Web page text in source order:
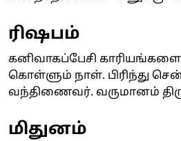
ரிஷபம்
கனிவாகப்பேசி காரியங்களை
கொள்ளும் நாள். பிரிந்து
வந்திணைவர். வருமானம்
மிதுனம்